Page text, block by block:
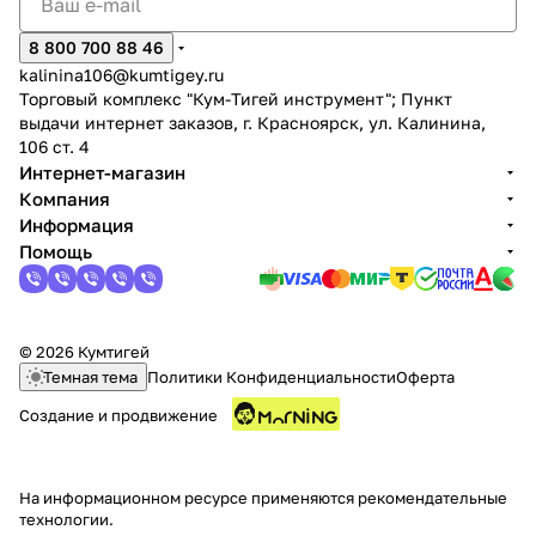
8 800 700 88 46
kalinina106@kumtigey.ru
Торговый комплекс "Кум-Тигей инструмент"; Пункт
выдачи интернет заказов, г. Красноярск, ул. Калинина,
106 ст. 4
Интернет-магазин
Компания
Информация
Помощь
© 2026 Кумтигей
Темная тема Политики КонфиденциальностиОферта
Создание и продвижение
На информационном ресурсе применяются рекомендательные
технологии.